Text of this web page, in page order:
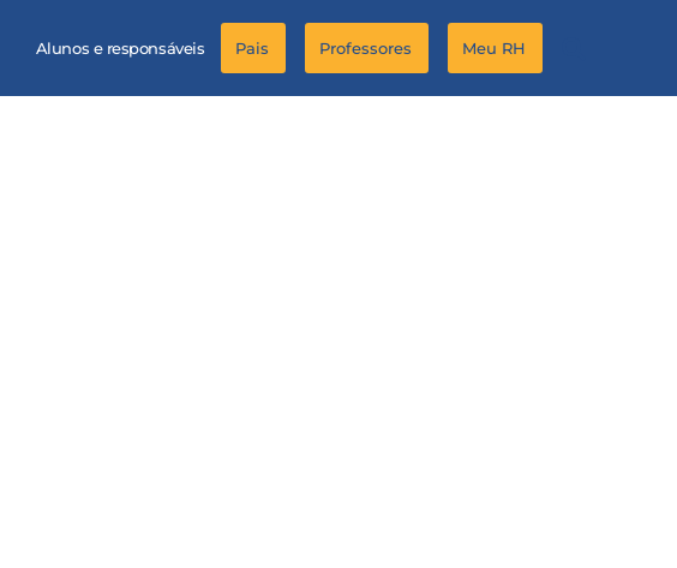
Alunos e responsáveis Pais Professores Meu RH